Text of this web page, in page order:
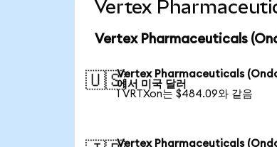
Vertex
Vertex Pharmaceuticals
🇺🇸Vertex Pharmaceuticals
에서 미국 달러
1 VRTXon는 $484.09와 같음
Vertex Pharmaceuticals